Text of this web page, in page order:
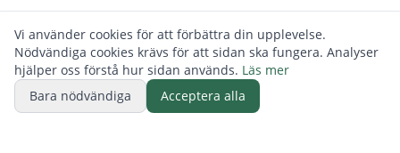
Vi använder cookies för att förbättra din upplevelse.
Nödvändiga cookies krävs för att sidan ska fungera. Analyser
hjälper oss förstå hur sidan används. Läs mer
Bara nödvändiga
Acceptera alla